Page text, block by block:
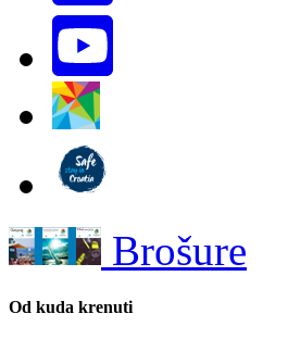
Brošure
Od kuda krenuti